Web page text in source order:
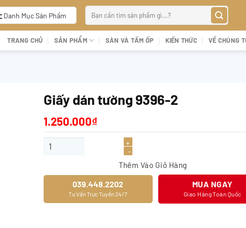
Danh Mục Sản Phẩm
kiếm:
TRANG CHỦ SẢN PHẨM SÀN VÀ TẤM ỐP KIẾN THỨC VỀ CHÚNG
Giấy dán tường 9396-2
1.250.000₫
Giấy dán tường 9396-2 số lượng
Thêm Vào Giỏ Hàng
039.448.2202
Tư Vấn Trực Tuyến 24/7
MUA NGAY
Giao Hàng Toàn Quốc